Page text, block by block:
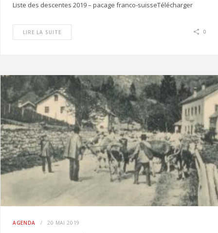
Liste des descentes 2019 – pacage franco-suisseTélécharger
LIRE LA SUITE 0
AGENDA 20 MAI 2019